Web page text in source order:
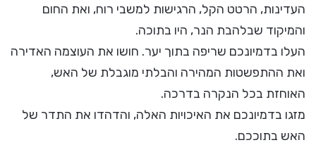
העדינות, הרטט הקל, הרגישות למשבי רוח, ואת החום
והמיקוד שבלהבת הנר, היו בתוכה.
העלו בדמיונכם שריפה בתוך יער. חושו את העוצמה האדירה
ואת ההתפשטות המהירה והבלתי מוגבלת של האש,
האוחזת בכל הנקרה בדרכה.
מזגו בדמיונכם את האיכויות האלה, והדהדו את התדר של
האש בתוככם.